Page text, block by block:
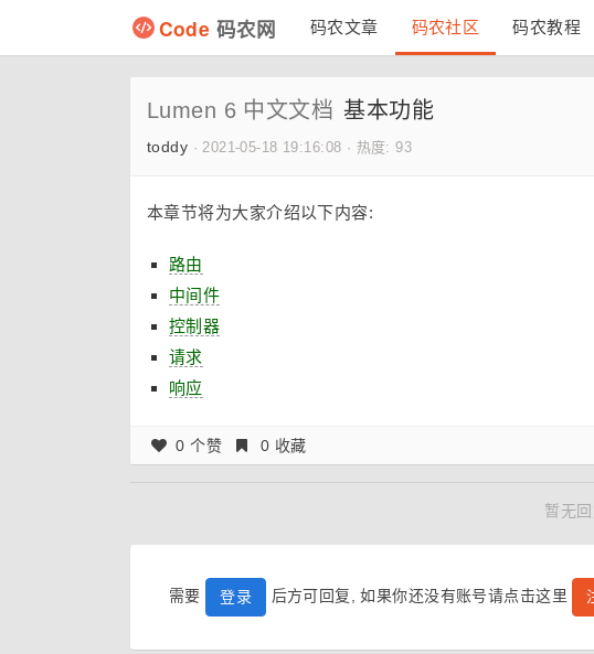
Code 码农网 码农文章 码农社区 码农教程
Lumen 6 中文文档 基本功能
toddy ·2021-05-18 19:16:08 · 热度: 93
本章节将为大家介绍以下内容:
路由
中间件
控制器
请求
响应
0 个赞 0 收藏
暂无回
需要 登录 后方可回复, 如果你还没有账号请点击这里